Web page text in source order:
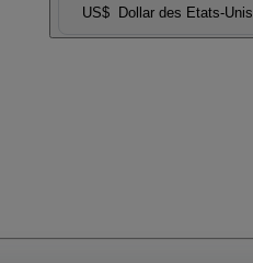
US$ Dollar des Etats-Unis